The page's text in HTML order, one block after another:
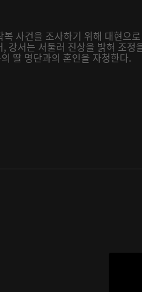
사건을 조사하기 위해 대현으
강서는 서둘러 진상을 밝혀 조정
딸 명단과의 혼인을 자청한다.